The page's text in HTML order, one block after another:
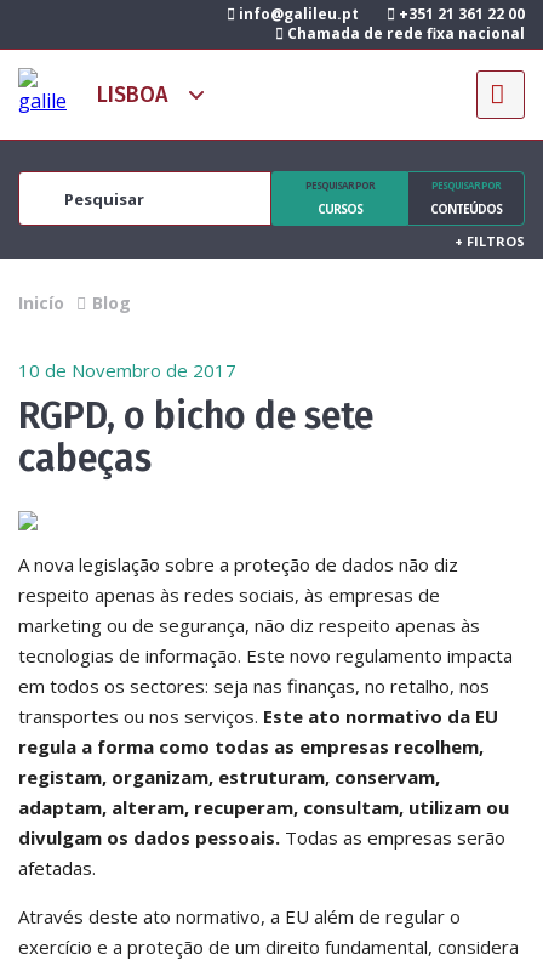
info@galileu.pt
+351 21 361 22 00
Chamada de rede fixa nacional
PESQUISAR POR
CURSOS
PESQUISAR POR
CONTEÚDOS
+ FILTROS
Inicío Blog
10 de Novembro de 2017
RGPD, o bicho de sete
cabeças
A nova legislação sobre a proteção de dados não diz
respeito apenas às redes sociais, às empresas de
marketing ou de segurança, não diz respeito apenas às
tecnologias de informação. Este novo regulamento impacta
em todos os sectores: seja nas finanças, no retalho, nos
transportes ou nos serviços. Este ato normativo da EU
regula a forma como todas as empresas recolhem,
registam, organizam, estruturam, conservam,
adaptam, alteram, recuperam, consultam, utilizam ou
divulgam os dados pessoais. Todas as empresas serão
afetadas.
Através deste ato normativo, a EU além de regular o
exercício e a proteção de um direito fundamental, considera